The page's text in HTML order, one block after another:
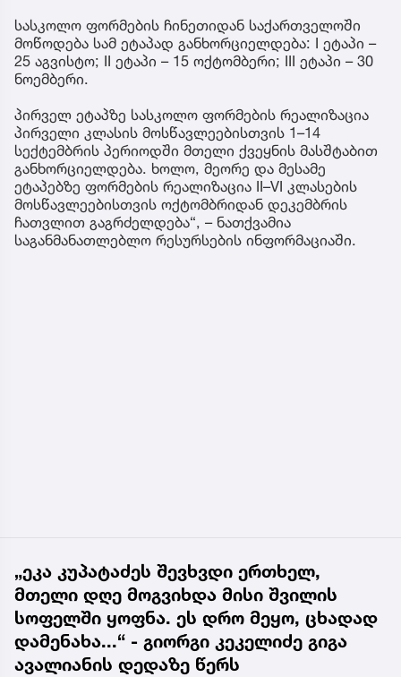
სასკოლო ფორმების ჩინეთიდან საქართველოში
მოწოდება სამ ეტაპად განხორციელდება: I ეტაპი –
25 აგვისტო; II ეტაპი – 15 ოქტომბერი; III ეტაპი – 30
ნოემბერი.
პირველ ეტაპზე სასკოლო ფორმების რეალიზაცია
პირველი კლასის მოსწავლეებისთვის 1–14
სექტემბრის პერიოდში მთელი ქვეყნის მასშტაბით
განხორციელდება. ხოლო, მეორე და მესამე
ეტაპებზე ფორმების რეალიზაცია II–VI კლასების
მოსწავლეებისთვის ოქტომბრიდან დეკემბრის
ჩათვლით გაგრძელდება“, – ნათქვამია
საგანმანათლებლო რესურსების ინფორმაციაში.
„ეკა კუპატაძეს შევხვდი ერთხელ,
მთელი დღე მოგვიხდა მისი შვილის
სოფელში ყოფნა. ეს დრო მეყო, ცხადად
დამენახა...“ - გიორგი კეკელიძე გიგა
ავალიანის დედაზე წერს